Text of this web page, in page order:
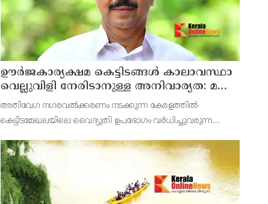
ഊർജകാര്യക്ഷമ കെട്ടിടങ്ങൾ കാലാവസ്ഥാ
വെല്ലുവിളി നേരിടാനുള്ള അനിവാര്യത: മന്ത്രി
സണ്ണി ജോസഫ്
അതിവേഗ നഗരവൽക്കരണം നടക്കുന്ന കേരളത്തിൽ
കെട്ടിടമേഖലയിലെ വൈദ്യുതി ഉപഭോഗം വർധിച്ചുവരുന്ന
പ്രോത്സാഹിപ്പിക്കുകയും ഊർജകാര്യക്ഷമ കെട്ടിടചട്ടങ്ങൾ
(ECSBC) ഫലപ്രദമായി നടപ്